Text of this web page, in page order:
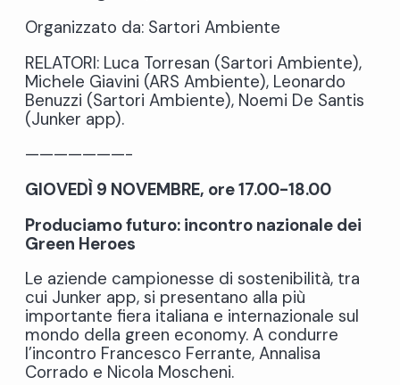
Organizzato da: Sartori Ambiente
RELATORI: Luca Torresan (Sartori Ambiente),
Michele Giavini (ARS Ambiente), Leonardo
Benuzzi (Sartori Ambiente), Noemi De Santis
(Junker app).
———————-
GIOVEDÌ 9 NOVEMBRE, ore 17.00-18.00
Produciamo futuro: incontro nazionale dei
Green Heroes
Le aziende campionesse di sostenibilità, tra
cui Junker app, si presentano alla più
importante fiera italiana e internazionale sul
mondo della green economy. A condurre
l’incontro Francesco Ferrante, Annalisa
Corrado e Nicola Moscheni.